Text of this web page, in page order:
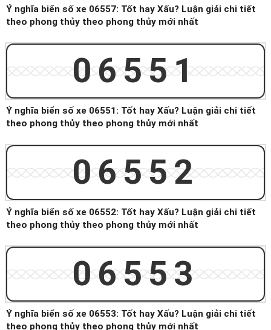
Ý nghĩa biển số xe 06557: Tốt hay Xấu? Luận giải chi tiết
theo phong thủy theo phong thủy mới nhất
06551
Ý nghĩa biển số xe 06551: Tốt hay Xấu? Luận giải chi tiết
theo phong thủy theo phong thủy mới nhất
06552
Ý nghĩa biển số xe 06552: Tốt hay Xấu? Luận giải chi tiết
theo phong thủy theo phong thủy mới nhất
06553
Ý nghĩa biển số xe 06553: Tốt hay Xấu? Luận giải chi tiết
theo phong thủy theo phong thủy mới nhất